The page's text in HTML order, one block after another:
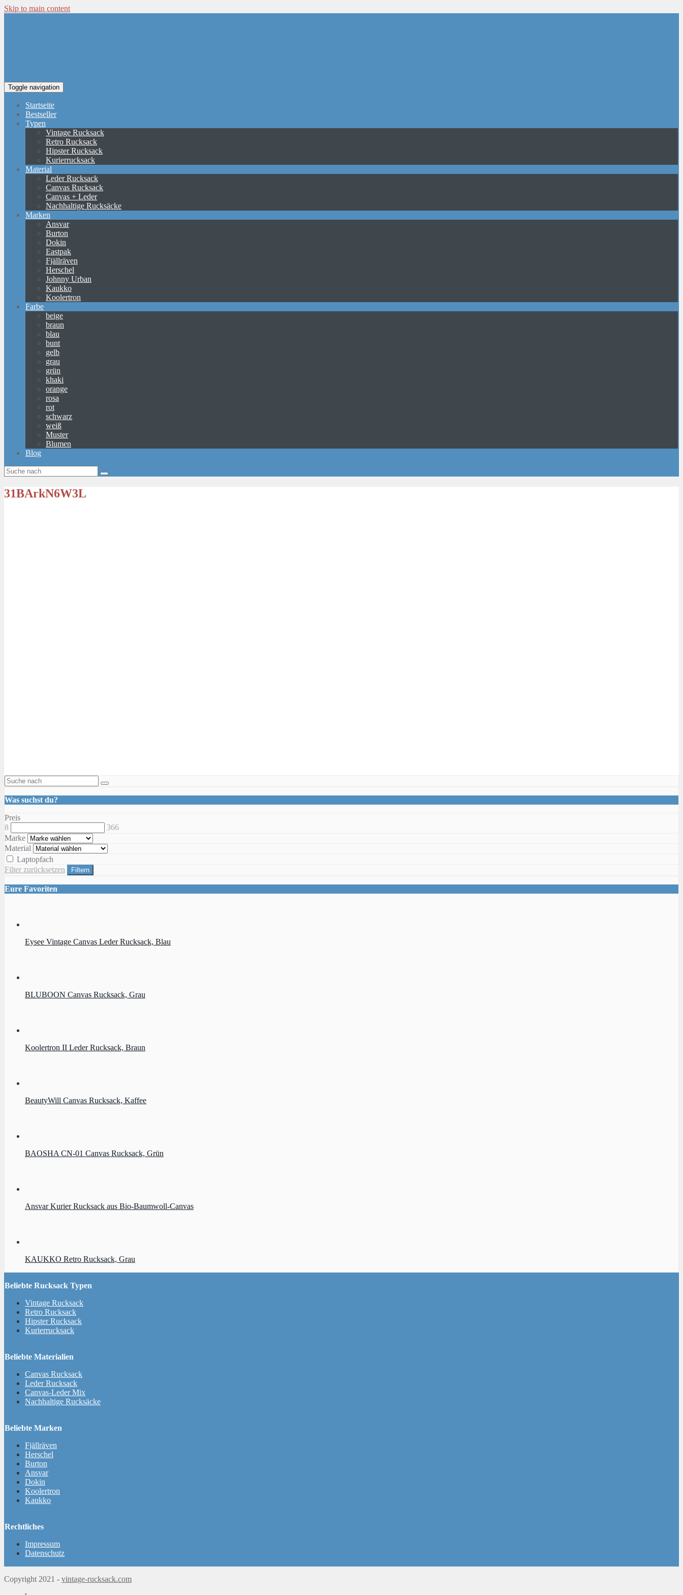
Skip to main content
Toggle navigation
Startseite
Bestseller
Typen
Vintage Rucksack
Retro Rucksack
Hipster Rucksack
Kurierrucksack
Material
Leder Rucksack
Canvas Rucksack
Canvas + Leder
Nachhaltige Rucksäcke
Marken
Ansvar
Burton
Dokin
Eastpak
Fjällräven
Herschel
Johnny Urban
Kaukko
Koolertron
Farbe
beige
braun
blau
bunt
gelb
grau
grün
khaki
orange
rosa
rot
schwarz
weiß
Muster
Blumen
Blog
31BArkN6W3L
Was suchst du?
Preis
8
366
Marke
Material
Laptopfach
Filter zurücksetzen
Filtern
Eure Favoriten
Eysee Vintage Canvas Leder Rucksack, Blau
BLUBOON Canvas Rucksack, Grau
Koolertron II Leder Rucksack, Braun
BeautyWill Canvas Rucksack, Kaffee
BAOSHA CN-01 Canvas Rucksack, Grün
Ansvar Kurier Rucksack aus Bio-Baumwoll-Canvas
KAUKKO Retro Rucksack, Grau
Beliebte Rucksack Typen
Vintage Rucksack
Retro Rucksack
Hipster Rucksack
Kurierrucksack
Beliebte Materialien
Canvas Rucksack
Leder Rucksack
Canvas-Leder Mix
Nachhaltige Rucksäcke
Beliebte Marken
Fjällräven
Herschel
Burton
Ansvar
Dokin
Koolertron
Kaukko
Rechtliches
Impressum
Datenschutz
Copyright 2021 - vintage-rucksack.com